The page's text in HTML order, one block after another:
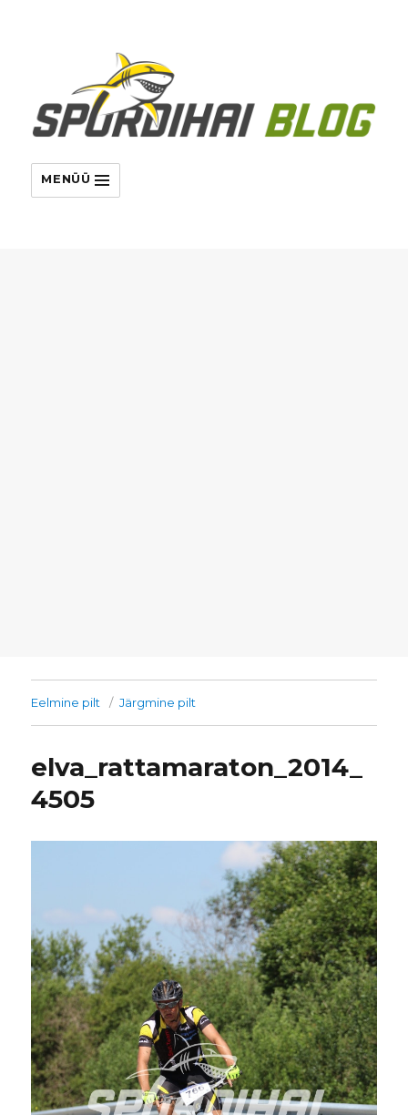
MENÜÜ
Eelmine pilt Järgmine pilt
elva_rattamaraton_2014_
4505